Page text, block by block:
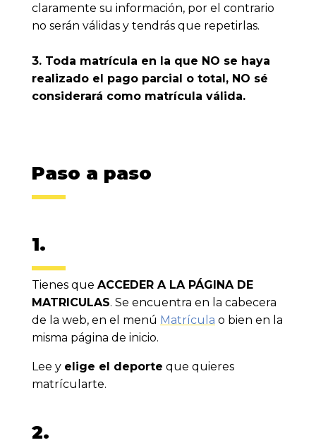
claramente su información, por el contrario
no serán válidas y tendrás que repetirlas.
3. Toda matrícula en la que NO se haya
realizado el pago parcial o total, NO sé
considerará como matrícula válida.
Paso a paso
1.
Tienes que ACCEDER A LA PÁGINA DE
MATRICULAS. Se encuentra en la cabecera
de la web, en el menú Matrícula o bien en la
misma página de inicio.
Lee y elige el deporte que quieres
matrícularte.
2.